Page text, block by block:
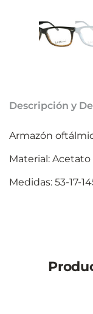
Descripción y
Armazón
Material: Acetato
Medidas: 53-17-